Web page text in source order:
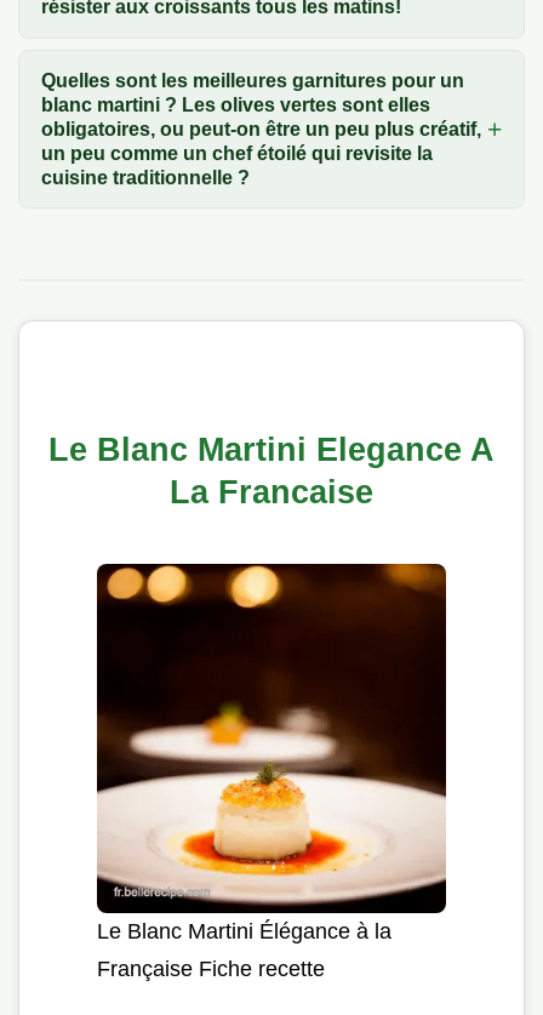
résister aux croissants tous les matins!
Quelles sont les meilleures garnitures pour un
blanc martini ? Les olives vertes sont elles
obligatoires, ou peut-on être un peu plus créatif,
un peu comme un chef étoilé qui revisite la
cuisine traditionnelle ?
Le Blanc Martini Elegance A
La Francaise
Le Blanc Martini Élégance à la
Française Fiche recette